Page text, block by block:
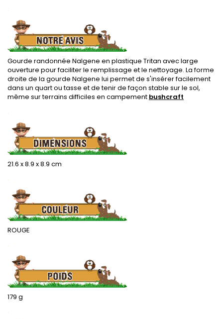
.
Gourde randonnée Nalgene en plastique Tritan avec large
ouverture pour faciliter le remplissage et le nettoyage. La forme
droite de la gourde Nalgene lui permet de s'insérer facilement
dans un quart ou tasse et de tenir de façon stable sur le sol,
même sur terrains difficiles en campement bushcraft
.
21.6 x 8.9 x 8.9 cm
.
ROUGE
.
179 g
.